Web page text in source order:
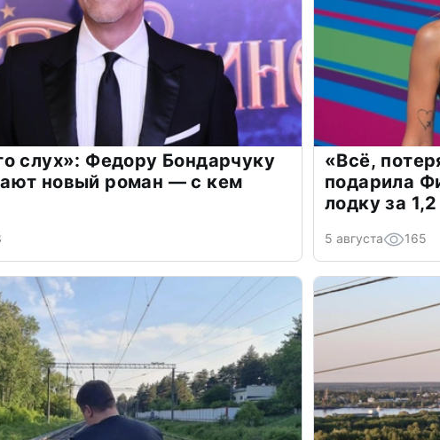
слух»: Федору Бондарчуку
новый роман — с кем
«Всё,
подарила
лодку за
5 августа 165